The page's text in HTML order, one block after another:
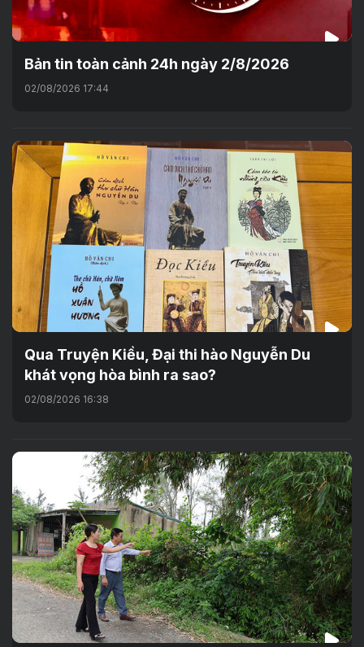
Bản tin toàn cảnh 24h ngày 2/8/2026
02/08/2026 17:44
Qua Truyện Kiều, Đại thi hào Nguyễn Du
khát vọng hòa bình ra sao?
02/08/2026 16:38